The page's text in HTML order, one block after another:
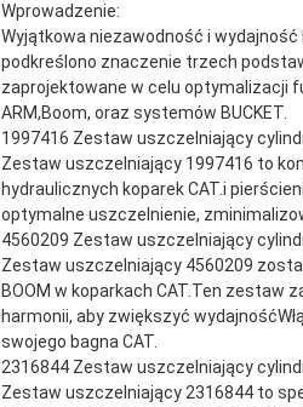
Wprowadzenie:
Wyjątkowa niezawodność i wydajność
podkreślono znaczenie trzech
zaprojektowane w celu optymalizacji
ARM,Boom, oraz systemów BUCKET.
1997416 Zestaw uszczelniający
Zestaw uszczelniający 1997416 to
hydraulicznych koparek CAT.i
optymalne uszczelnienie,
4560209 Zestaw uszczelniający
Zestaw uszczelniający 4560209
BOOM w koparkach CAT.Ten zestaw
harmonii, aby zwiększyć
swojego bagna CAT.
2316844 Zestaw uszczelniający
Zestaw uszczelniający 2316844 to